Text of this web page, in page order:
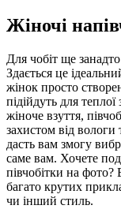
Жіночі
Для чобіт ще
Здається це
жінок просто
підійдуть для
жіноче взуття,
захистом від вологи
дасть вам змогу
саме вам. Хочете
півчобітки на фото?
багато крутих
чи інший стиль.